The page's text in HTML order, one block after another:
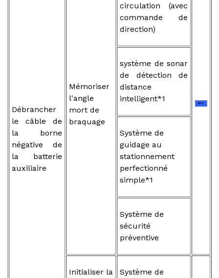
Débrancher
le câble de
la borne
négative de
la batterie
auxiliaire
Mémoriser
l'angle
mort de
braquage
circulation (avec
commande de
direction)
système de sonar
de détection de
distance
intelligent*1
Système de
guidage au
stationnement
perfectionné
simple*1
Système de
sécurité
préventive
Initialiser la
Système de